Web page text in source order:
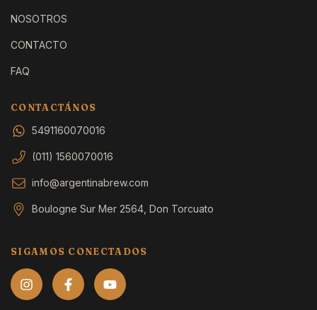
NOSOTROS
CONTACTO
FAQ
CONTACTÁNOS
5491160070016
(011) 1560070016
info@argentinabrew.com
Boulogne Sur Mer 2564, Don Torcuato
SIGAMOS CONECTADOS